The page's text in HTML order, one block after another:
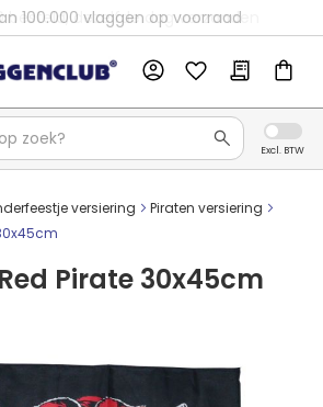
100.000 vlaggen op voorraad
besteld, dezelfde dag verzonden
versiering
Piraten versiering
Pirate 30x45cm